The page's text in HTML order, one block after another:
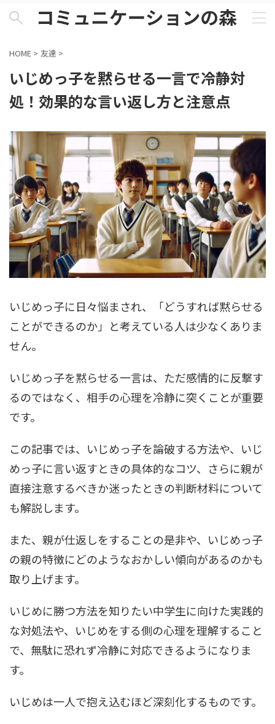
HOME > 友達 >
いじめっ子を黙らせる一言で冷静対
処！効果的な言い返し方と注意点
いじめっ子に日々悩まされ、「どうすれば黙らせる
ことができるのか」と考えている人は少なくありま
せん。
いじめっ子を黙らせる一言は、ただ感情的に反撃す
るのではなく、相手の心理を冷静に突くことが重要
です。
この記事では、いじめっ子を論破する方法や、いじ
めっ子に言い返すときの具体的なコツ、さらに親が
直接注意するべきか迷ったときの判断材料について
も解説します。
また、親が仕返しをすることの是非や、いじめっ子
の親の特徴にどのようなおかしい傾向があるのかも
取り上げます。
いじめに勝つ方法を知りたい中学生に向けた実践的
な対処法や、いじめをする側の心理を理解すること
で、無駄に恐れず冷静に対応できるようになりま
す。
いじめは一人で抱え込むほど深刻化するものです。